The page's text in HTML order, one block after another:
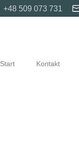
+48 509 073 731
Start Kontakt